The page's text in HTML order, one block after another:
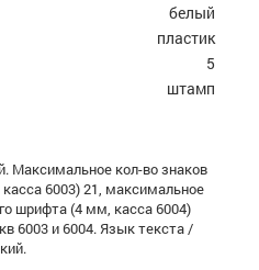
белый
пластик
5
штамп
Максимальное кол-во знаков
6003) 21, максимальное
шрифта (4 мм, касса 6004)
6003 и 6004. Язык текста /